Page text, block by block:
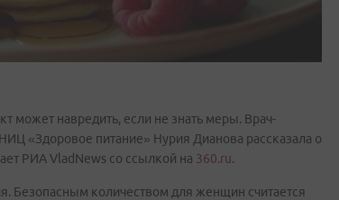
может навредить, если не знать меры. Врач-
«Здоровое питание» Нурия Дианова рассказала о
РИА VladNews со ссылкой на 360.ru.
Безопасным количеством для женщин считается